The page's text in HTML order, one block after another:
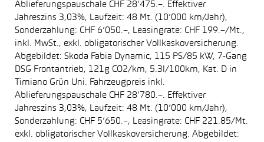
Ablieferungspauschale CHF 28’475.–. Effektiver
Jahreszins 3,03%, Laufzeit: 48 Mt. (10’000 km/Jahr),
Sonderzahlung: CHF 6’050.–, Leasingrate: CHF 199.–/Mt.,
inkl. MwSt., exkl. obligatorischer Vollkaskoversicherung.
Abgebildet: Skoda Fabia Dynamic, 115 PS/85 kW, 7-Gang
DSG Frontantrieb, 121g CO2/km, 5.3l/100km, Kat. D in
Timiano Grün Uni. Fahrzeugpreis inkl.
Ablieferungspauschale CHF 28’780.–. Effektiver
Jahreszins 3,03%, Laufzeit: 48 Mt. (10’000 km/Jahr),
Sonderzahlung: CHF 5’650.–, Leasingrate: CHF 221.85/Mt.
exkl. obligatorischer Vollkaskoversicherung. Abgebildet: